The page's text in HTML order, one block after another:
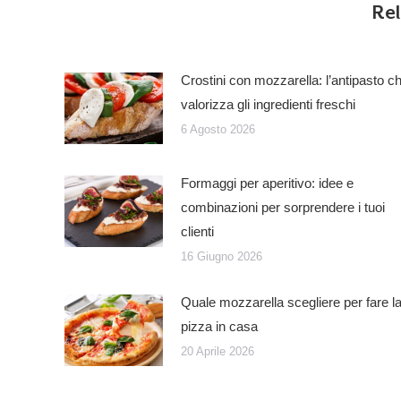
Crostini con mozzarella: l’antipasto
valorizza gli ingredienti freschi
6 Agosto 2026
Formaggi per aperitivo: idee e
combinazioni per sorprendere i tuoi
clienti
16 Giugno 2026
Quale mozzarella scegliere per fare la
pizza in casa
20 Aprile 2026